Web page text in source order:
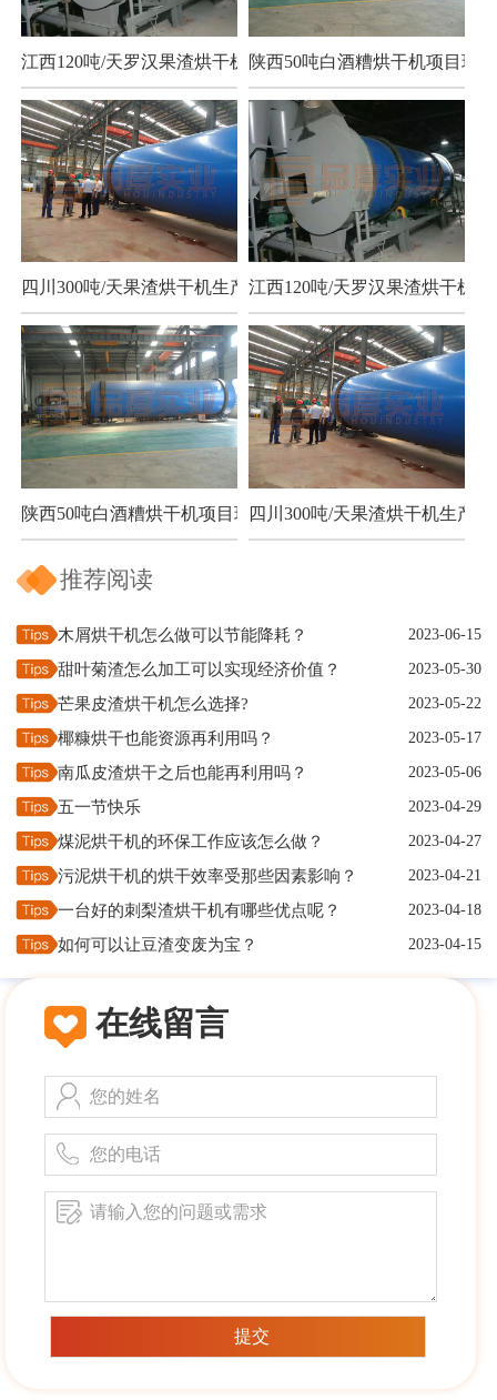
江西120吨/天罗汉果渣烘干机项目陕西50吨白酒糟烘干机项目现场
四川300吨/天果渣烘干机生产现场江西120吨/天罗汉果渣烘干机项
陕西50吨白酒糟烘干机项目现场四川300吨/天果渣烘干机生产现
推荐阅读
木屑烘干机怎么做可以节能降耗？ 2023-06-15
甜叶菊渣怎么加工可以实现经济价值？ 2023-05-30
芒果皮渣烘干机怎么选择? 2023-05-22
椰糠烘干也能资源再利用吗？ 2023-05-17
南瓜皮渣烘干之后也能再利用吗？ 2023-05-06
五一节快乐 2023-04-29
煤泥烘干机的环保工作应该怎么做？ 2023-04-27
污泥烘干机的烘干效率受那些因素影响？ 2023-04-21
一台好的刺梨渣烘干机有哪些优点呢？ 2023-04-18
如何可以让豆渣变废为宝？ 2023-04-15
在线留言